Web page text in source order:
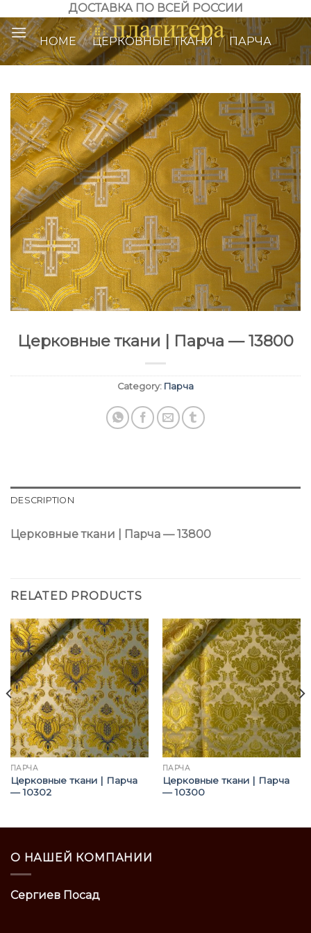
to
content
ДОСТАВКА ПО ВСЕЙ РОССИИ
HOME / ЦЕРКОВНЫЕ ТКАНИ / ПАРЧА
Церковные ткани | Парча — 13800
Category: Парча
DESCRIPTION
Церковные ткани | Парча — 13800
RELATED PRODUCTS
ПАРЧА
Церковные ткани | Парча
— 10302
ПАРЧА
Церковные ткани | Парча
— 10300
О НАШЕЙ КОМПАНИИ
Сергиев Посад